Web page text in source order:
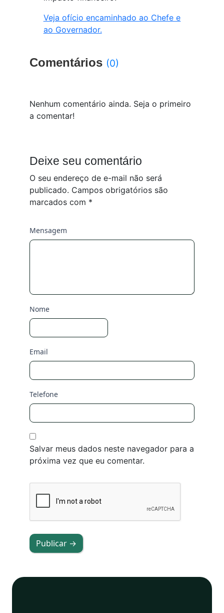
Veja ofício encaminhado ao Chefe e
ao Governador.
Comentários (0)
Nenhum comentário ainda. Seja o primeiro
a comentar!
Deixe seu comentário
O seu endereço de e-mail não será
publicado. Campos obrigatórios são
marcados com *
Mensagem
Nome
Email
Telefone
Salvar meus dados neste navegador para a
próxima vez que eu comentar.
Publicar →